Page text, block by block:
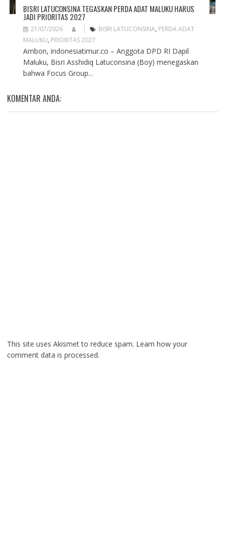
BISRI LATUCONSINA TEGASKAN PERDA ADAT MALUKU HARUS
JADI PRIORITAS 2027
21/07/2026 BISRI LATUCONSINA, PERDA ADAT
MALUKU, PRIORITAS 2027
Ambon, indonesiatimur.co – Anggota DPD RI Dapil
Maluku, Bisri Asshidiq Latuconsina (Boy) menegaskan
bahwa Focus Group...
KOMENTAR ANDA:
This site uses Akismet to reduce spam. Learn how your
comment data is processed.